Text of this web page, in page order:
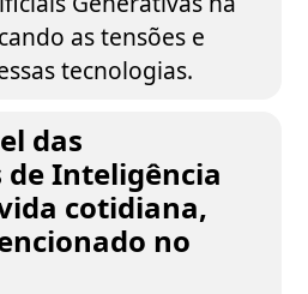
as tensões e
tecnologias.
das
Inteligência
cotidiana,
no